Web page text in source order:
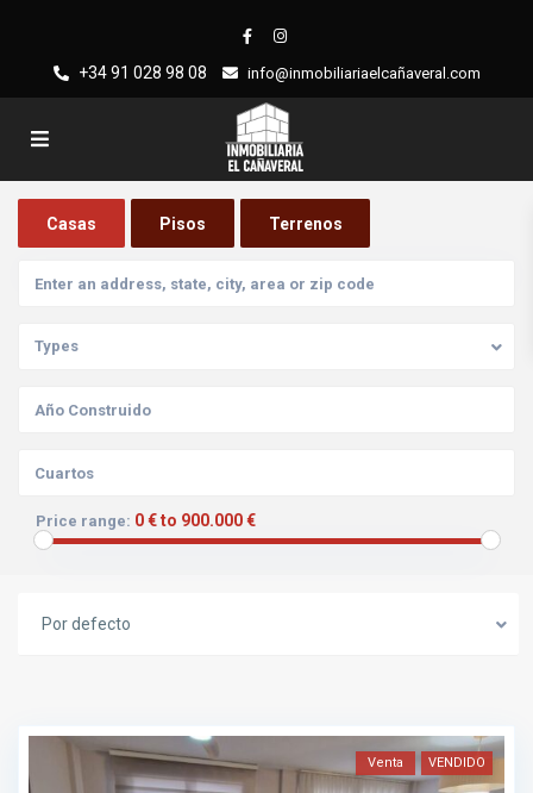
+34 91 028 98 08 info@inmobiliariaelcañaveral.com
Casas Pisos Terrenos
Types
Price range: 0 € to 900.000 €
Por defecto
Venta VENDIDO